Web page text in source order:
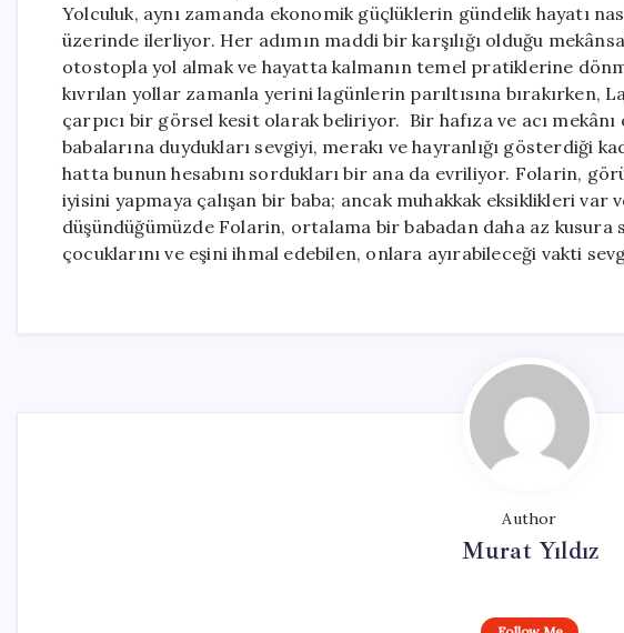
Yolculuk, aynı zamanda ekonomik güçlüklerin gündelik hayatı
üzerinde ilerliyor. Her adımın maddi bir karşılığı olduğu
otostopla yol almak ve hayatta kalmanın temel pratiklerine
kıvrılan yollar zamanla yerini lagünlerin parıltısına bırakırken,
çarpıcı bir görsel kesit olarak beliriyor. Bir hafıza ve acı
babalarına duydukları sevgiyi, merakı ve hayranlığı gösterdiği
hatta bunun hesabını sordukları bir ana da evriliyor. Folarin,
iyisini yapmaya çalışan bir baba; ancak muhakkak eksiklikleri var
düşündüğümüzde Folarin, ortalama bir babadan daha az kusura
çocuklarını ve eşini ihmal edebilen, onlara ayırabileceği vakti
Author
Murat Yıldız